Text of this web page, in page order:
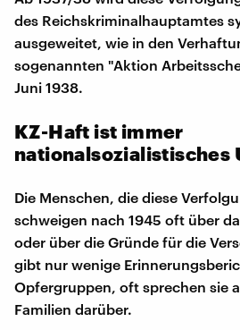
des Reichskriminalhauptamtes
ausgeweitet, wie in den
sogenannten "Aktion
Juni 1938.
KZ-Haft ist immer
nationalsozialistisches
Die Menschen, die diese
schweigen nach 1945 oft über
oder über die Gründe für die
gibt nur wenige
Opfergruppen, oft sprechen sie
Familien darüber.